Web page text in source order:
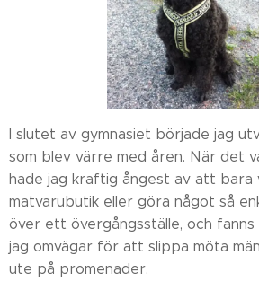
I slutet av gymnasiet började jag
som blev värre med åren. När det
hade jag kraftig ångest av att bara
matvarubutik eller göra något så
över ett övergångsställe, och
jag omvägar för att slippa möta
ute på promenader.